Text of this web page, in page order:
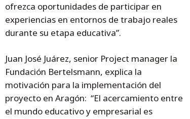
ofrezca oportunidades de participar en
experiencias en entornos de trabajo reales
durante su etapa educativa”.
Juan José Juárez, senior Project manager la
Fundación Bertelsmann, explica la
motivación para la implementación del
proyecto en Aragón: “El acercamiento entre
el mundo educativo y empresarial es